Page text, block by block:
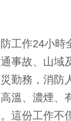
工作24小時
事故、山域
勤務，消防
溫、濃煙、
這份工作不